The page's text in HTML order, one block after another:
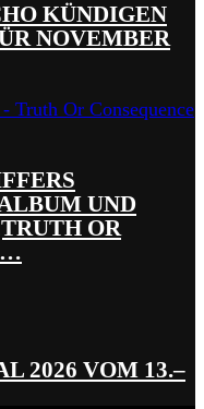
KÜNDIGEN
NOVEMBER
UND
OR
2026 VOM 13.–